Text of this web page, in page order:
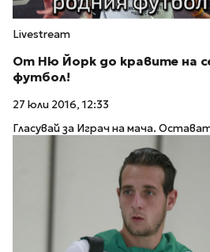
Livestream
От Ню Йорк до кравите на
футбол!
27 юли 2016, 12:33
Гласувай за Играч на мача.